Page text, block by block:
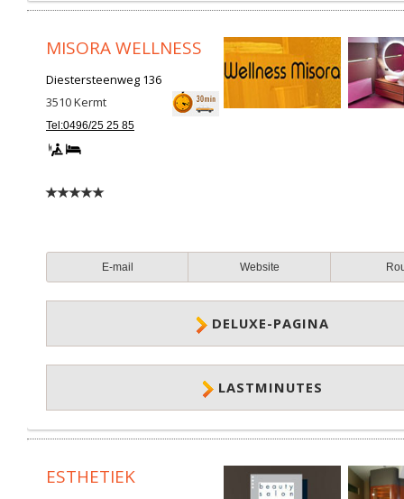
MISORA WELLNESS
Diestersteenweg 136
3510Kermt
Tel:0496/25 25 85
E-mail Website
DELUXE-PAGINA
LASTMINUTES
ESTHETIEK